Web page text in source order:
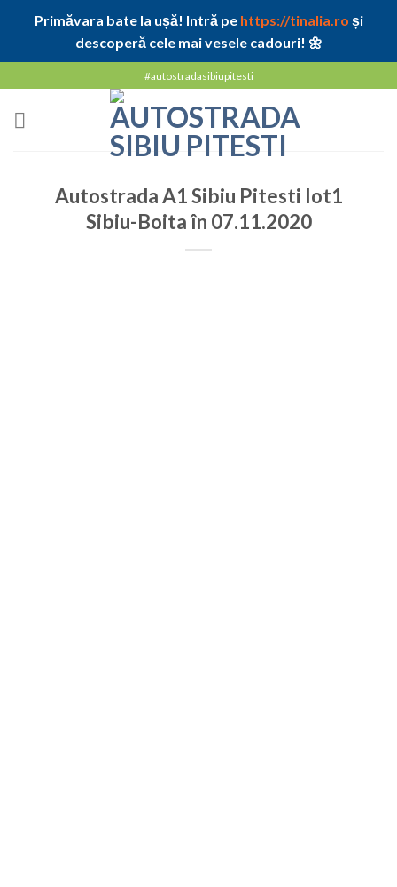
Primăvara bate la ușă! Intră pe https://tinalia.ro și
descoperă cele mai vesele cadouri! 🌼
to
content
#autostradasibiupitesti
Autostrada A1 Sibiu Pitesti lot1
Sibiu-Boita în 07.11.2020